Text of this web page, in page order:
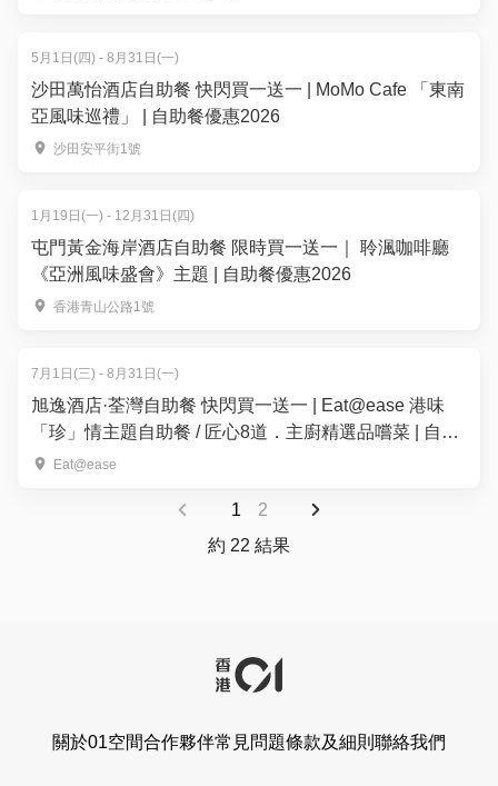
5月1日(四) - 8月31日(一)
沙田萬怡酒店自助餐 快閃買一送一 | MoMo Cafe 「東南
亞風味巡禮」 | 自助餐優惠2026
沙田安平街1號
1月19日(一) - 12月31日(四)
屯門黃金海岸酒店自助餐 限時買一送一｜ 聆渢咖啡廳
《亞洲風味盛會》主題 | 自助餐優惠2026
香港青山公路1號
7月1日(三) - 8月31日(一)
旭逸酒店·荃灣自助餐 快閃買一送一 | Eat@ease 港味
「珍」情主題自助餐 / 匠心8道．主廚精選品嚐菜 | 自助
餐優惠2026
Eat@ease
1
2
約 22 結果
關於01空間合作夥伴常見問題條款及細則 聯絡我們